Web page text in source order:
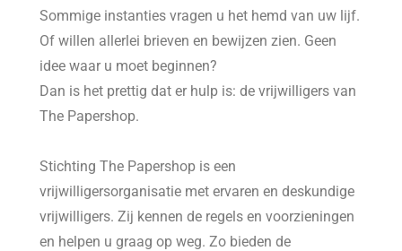
Sommige instanties vragen u het hemd van uw lijf.
Of willen allerlei brieven en bewijzen zien. Geen
idee waar u moet beginnen?
Dan is het prettig dat er hulp is: de vrijwilligers van
The Papershop.
Stichting The Papershop is een
vrijwilligersorganisatie met ervaren en deskundige
vrijwilligers. Zij kennen de regels en voorzieningen
en helpen u graag op weg. Zo bieden de